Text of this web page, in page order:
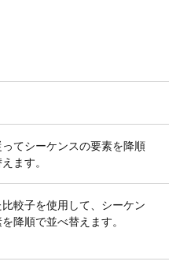
てシーケンスの要素を降順
ます。
較子を使用して、シーケン
降順で並べ替えます。